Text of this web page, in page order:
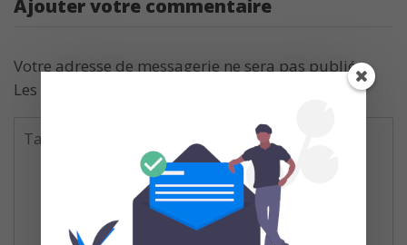
Ajouter votre commentaire
Votre adresse de messagerie ne sera pas publiée.
Les champs obligatoires sont indiqués avec